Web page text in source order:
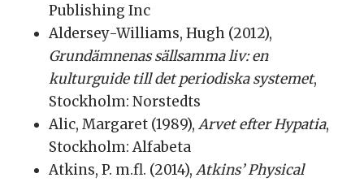
Publishing Inc
Aldersey-Williams, Hugh (2012),
Grundämnenas sällsamma liv: en
kulturguide till det periodiska systemet,
Stockholm: Norstedts
Alic, Margaret (1989), Arvet efter Hypatia,
Stockholm: Alfabeta
Atkins, P. m.fl. (2014), Atkins’ Physical